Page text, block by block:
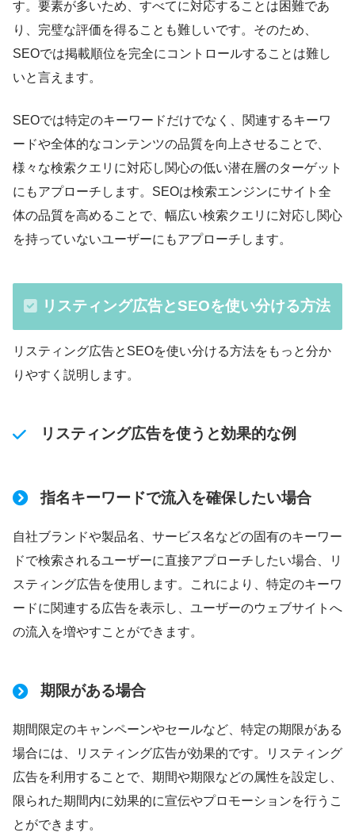
す。要素が多いため、すべてに対応することは困難であ
り、完璧な評価を得ることも難しいです。そのため、
SEOでは掲載順位を完全にコントロールすることは難し
いと言えます。
SEOでは特定のキーワードだけでなく、関連するキーワ
ードや全体的なコンテンツの品質を向上させることで、
様々な検索クエリに対応し関心の低い潜在層のターゲット
にもアプローチします。SEOは検索エンジンにサイト全
体の品質を高めることで、幅広い検索クエリに対応し関心
を持っていないユーザーにもアプローチします。
リスティング広告とSEOを使い分ける方法
リスティング広告とSEOを使い分ける方法をもっと分か
りやすく説明します。
リスティング広告を使うと効果的な例
指名キーワードで流入を確保したい場合
自社ブランドや製品名、サービス名などの固有のキーワー
ドで検索されるユーザーに直接アプローチしたい場合、リ
スティング広告を使用します。これにより、特定のキーワ
ードに関連する広告を表示し、ユーザーのウェブサイトへ
の流入を増やすことができます。
期限がある場合
期間限定のキャンペーンやセールなど、特定の期限がある
場合には、リスティング広告が効果的です。リスティング
広告を利用することで、期間や期限などの属性を設定し、
限られた期間内に効果的に宣伝やプロモーションを行うこ
とができます。